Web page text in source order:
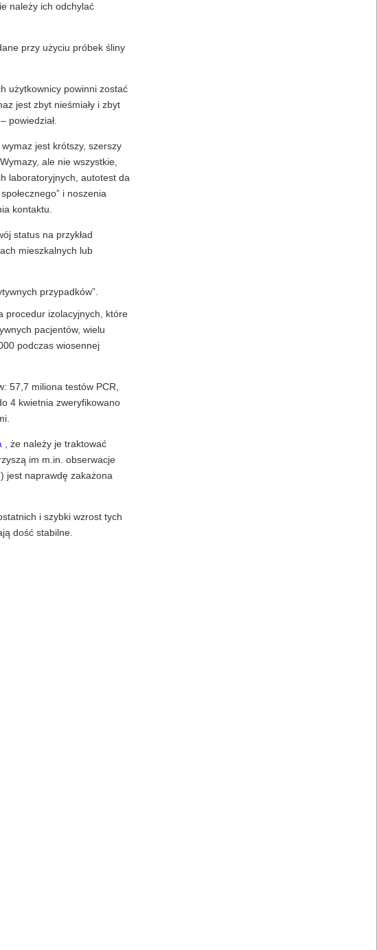
należy ich odchylać
przy użyciu próbek śliny
użytkownicy powinni zostać
jest zbyt nieśmiały i zbyt
powiedział.
jest krótszy, szerszy
ale nie wszystkie,
laboratoryjnych, autotest da
i noszenia
kontaktu.
status na przykład
mieszkalnych lub
przypadków”.
procedur izolacyjnych, które
pacjentów, wielu
podczas wiosennej
57,7 miliona testów PCR,
4 kwietnia zweryfikowano
, że należy je traktować
im m.in. obserwacje
jest naprawdę zakażona
i szybki wzrost tych
dość stabilne.